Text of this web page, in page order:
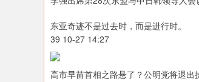
东亚奇迹不是过去时，而是进行时。
39 10-27 14:27
高市早苗首相之路悬了？公明党将退